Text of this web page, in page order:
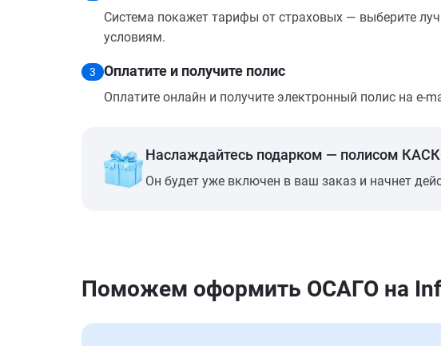
Система покажет тарифы от страховых — выберите
условиям.
3 Оплатите и получите полис
Оплатите онлайн и получите электронный полис на e-
Наслаждайтесь подарком — полисом
Он будет уже включен в ваш заказ и начнет
Поможем оформить ОСАГО на